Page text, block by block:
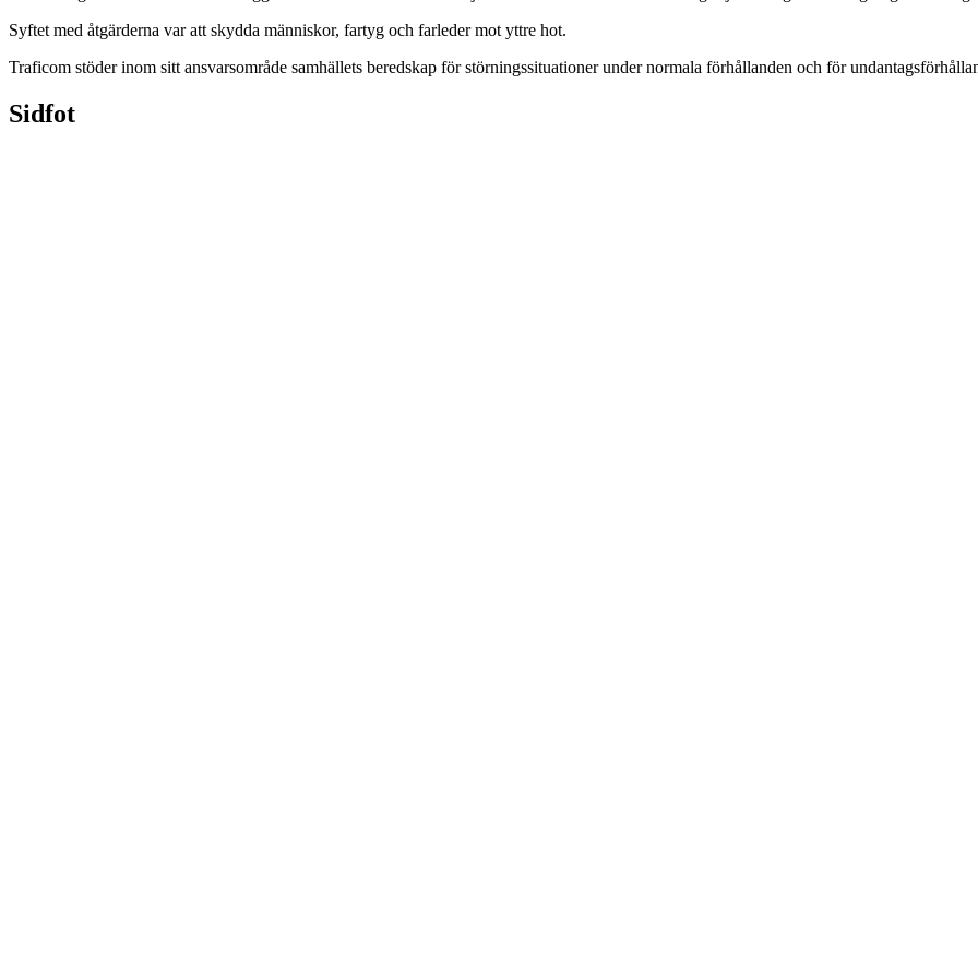
Syftet med åtgärderna var att skydda människor, fartyg och farleder mot yttre hot.
Traficom stöder inom sitt ansvarsområde samhällets beredskap för störningssituationer under normala förhållanden och för
Sidfot